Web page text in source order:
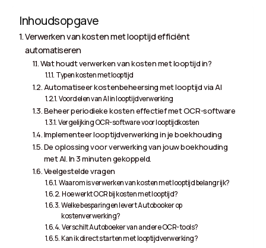
Inhoudsopgave
Verwerken van kosten met looptijd efficiënt
automatiseren
Wat houdt verwerken van kosten met looptijd in?
Typen kosten met looptijd
Automatiseer kostenbeheersing met looptijd via AI
Voordelen van AI in looptijdverwerking
Beheer periodieke kosten effectief met OCR-software
Vergelijking OCR-software voor looptijdkosten
Implementeer looptijdverwerking in je boekhouding
De oplossing voor verwerking van jouw boekhouding
met AI. In 3 minuten gekoppeld.
Veelgestelde vragen
Waarom is verwerken van kosten met looptijd belangrijk?
Hoe werkt OCR bij kosten met looptijd?
Welke besparingen levert Autobooker op
kostenverwerking?
Verschilt Autoboeker van andere OCR-tools?
Kan ik direct starten met looptijdverwerking?